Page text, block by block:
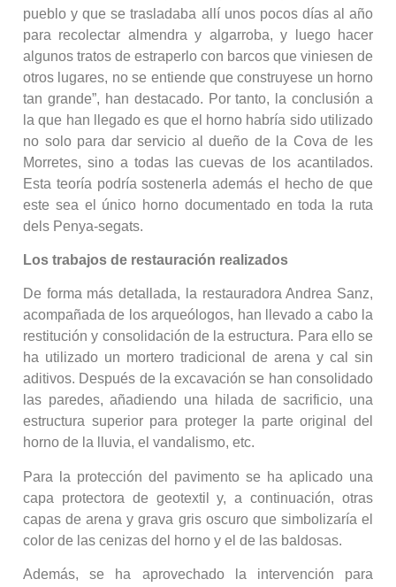
pueblo y que se trasladaba allí unos pocos días al año
para recolectar almendra y algarroba, y luego hacer
algunos tratos de estraperlo con barcos que viniesen de
otros lugares, no se entiende que construyese un horno
tan grande”, han destacado. Por tanto, la conclusión a
la que han llegado es que el horno habría sido utilizado
no solo para dar servicio al dueño de la Cova de les
Morretes, sino a todas las cuevas de los acantilados.
Esta teoría podría sostenerla además el hecho de que
este sea el único horno documentado en toda la ruta
dels Penya-segats.
Los trabajos de restauración realizados
De forma más detallada, la restauradora Andrea Sanz,
acompañada de los arqueólogos, han llevado a cabo la
restitución y consolidación de la estructura. Para ello se
ha utilizado un mortero tradicional de arena y cal sin
aditivos. Después de la excavación se han consolidado
las paredes, añadiendo una hilada de sacrificio, una
estructura superior para proteger la parte original del
horno de la lluvia, el vandalismo, etc.
Para la protección del pavimento se ha aplicado una
capa protectora de geotextil y, a continuación, otras
capas de arena y grava gris oscuro que simbolizaría el
color de las cenizas del horno y el de las baldosas.
Además, se ha aprovechado la intervención para